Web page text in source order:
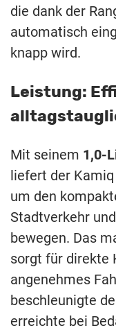
die dank der
automatisch
knapp wird.
Leistung:
Mit seinem 1,0-
liefert der
um den
Stadtverkehr
bewegen. Das
sorgt für direkte
angenehmes
beschleunigte
erreichte bei